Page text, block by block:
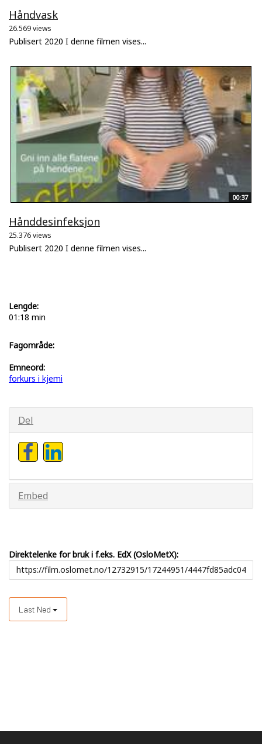
Håndvask
26.569 views
Publisert 2020 I denne filmen vises...
00:37
Hånddesinfeksjon
25.376 views
Publisert 2020 I denne filmen vises...
Lengde:
01:18 min
Fagområde:
Emneord:
forkurs i kjemi
Del
Embed
Direktelenke for bruk i f.eks. EdX (OsloMetX):
Last Ned